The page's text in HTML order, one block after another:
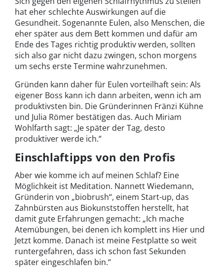
hat eher schlechte Auswirkungen auf die
Gesundheit. Sogenannte Eulen, also Menschen, die
eher später aus dem Bett kommen und dafür am
Ende des Tages richtig produktiv werden, sollten
sich also gar nicht dazu zwingen, schon morgens
um sechs erste Termine wahrzunehmen.
Gründen kann daher für Eulen vorteilhaft sein: Als
eigener Boss kann ich dann arbeiten, wenn ich am
produktivsten bin. Die Gründerinnen Fränzi Kühne
und Julia Römer bestätigen das. Auch Miriam
Wohlfarth sagt: „Je später der Tag, desto
produktiver werde ich.“
Einschlaftipps von den Profis
Aber wie komme ich auf meinen Schlaf? Eine
Möglichkeit ist Meditation. Nannett Wiedemann,
Gründerin von „biobrush“, einem Start-up, das
Zahnbürsten aus Biokunststoffen herstellt, hat
damit gute Erfahrungen gemacht: „Ich mache
Atemübungen, bei denen ich komplett ins Hier und
Jetzt komme. Danach ist meine Festplatte so weit
runtergefahren, dass ich schon fast Sekunden
später eingeschlafen bin.“